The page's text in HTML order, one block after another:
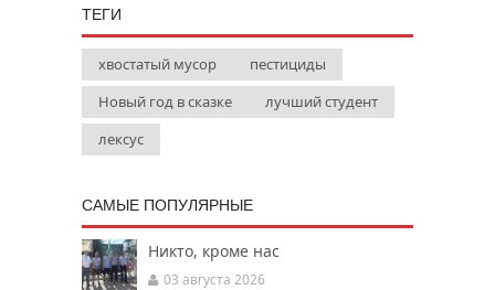
ТЕГИ
хвостатый мусор
пестициды
Новый год в сказке
лучший студент
лексус
САМЫЕ ПОПУЛЯРНЫЕ
Никто, кроме нас
03 августа 2026